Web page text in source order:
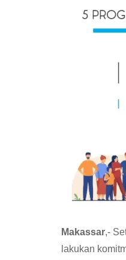
Makassar,-
lakukan